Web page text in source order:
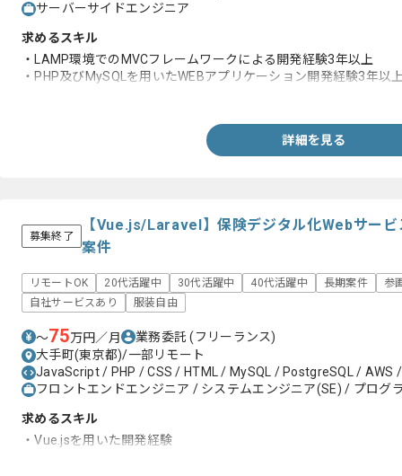
サーバーサイドエンジニア
求めるスキル
・LAMP環境でのMVCフレームワークによる開発経験3年以上
・PHP及びMySQLを用いたWEBアプリケーション開発経験3年以
詳細を見る
募集終了
【Vue.js/Laravel】保険デジタル化Webサービ
案件
リモートOK 20代活躍中 30代活躍中 40代活躍中 長期案件
参
自社サービスあり
服装自由
〜75万円／月 業務委託(フリーランス)
大手町(東京都)/一部リモート
JavaScript / PHP / CSS / HTML / MySQL / PostgreSQL / AWS
フロントエンドエンジニア / システムエンジニア(SE) / プログ
求めるスキル
・Vue.jsを用いた開発経験